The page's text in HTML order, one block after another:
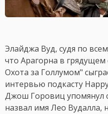
Элайджа Вуд, судя по
что Арагорна в
Охота за Голлумом"
интервью подкасту
Джош Горовиц упомянул
назвал имя Лео Вудалла,